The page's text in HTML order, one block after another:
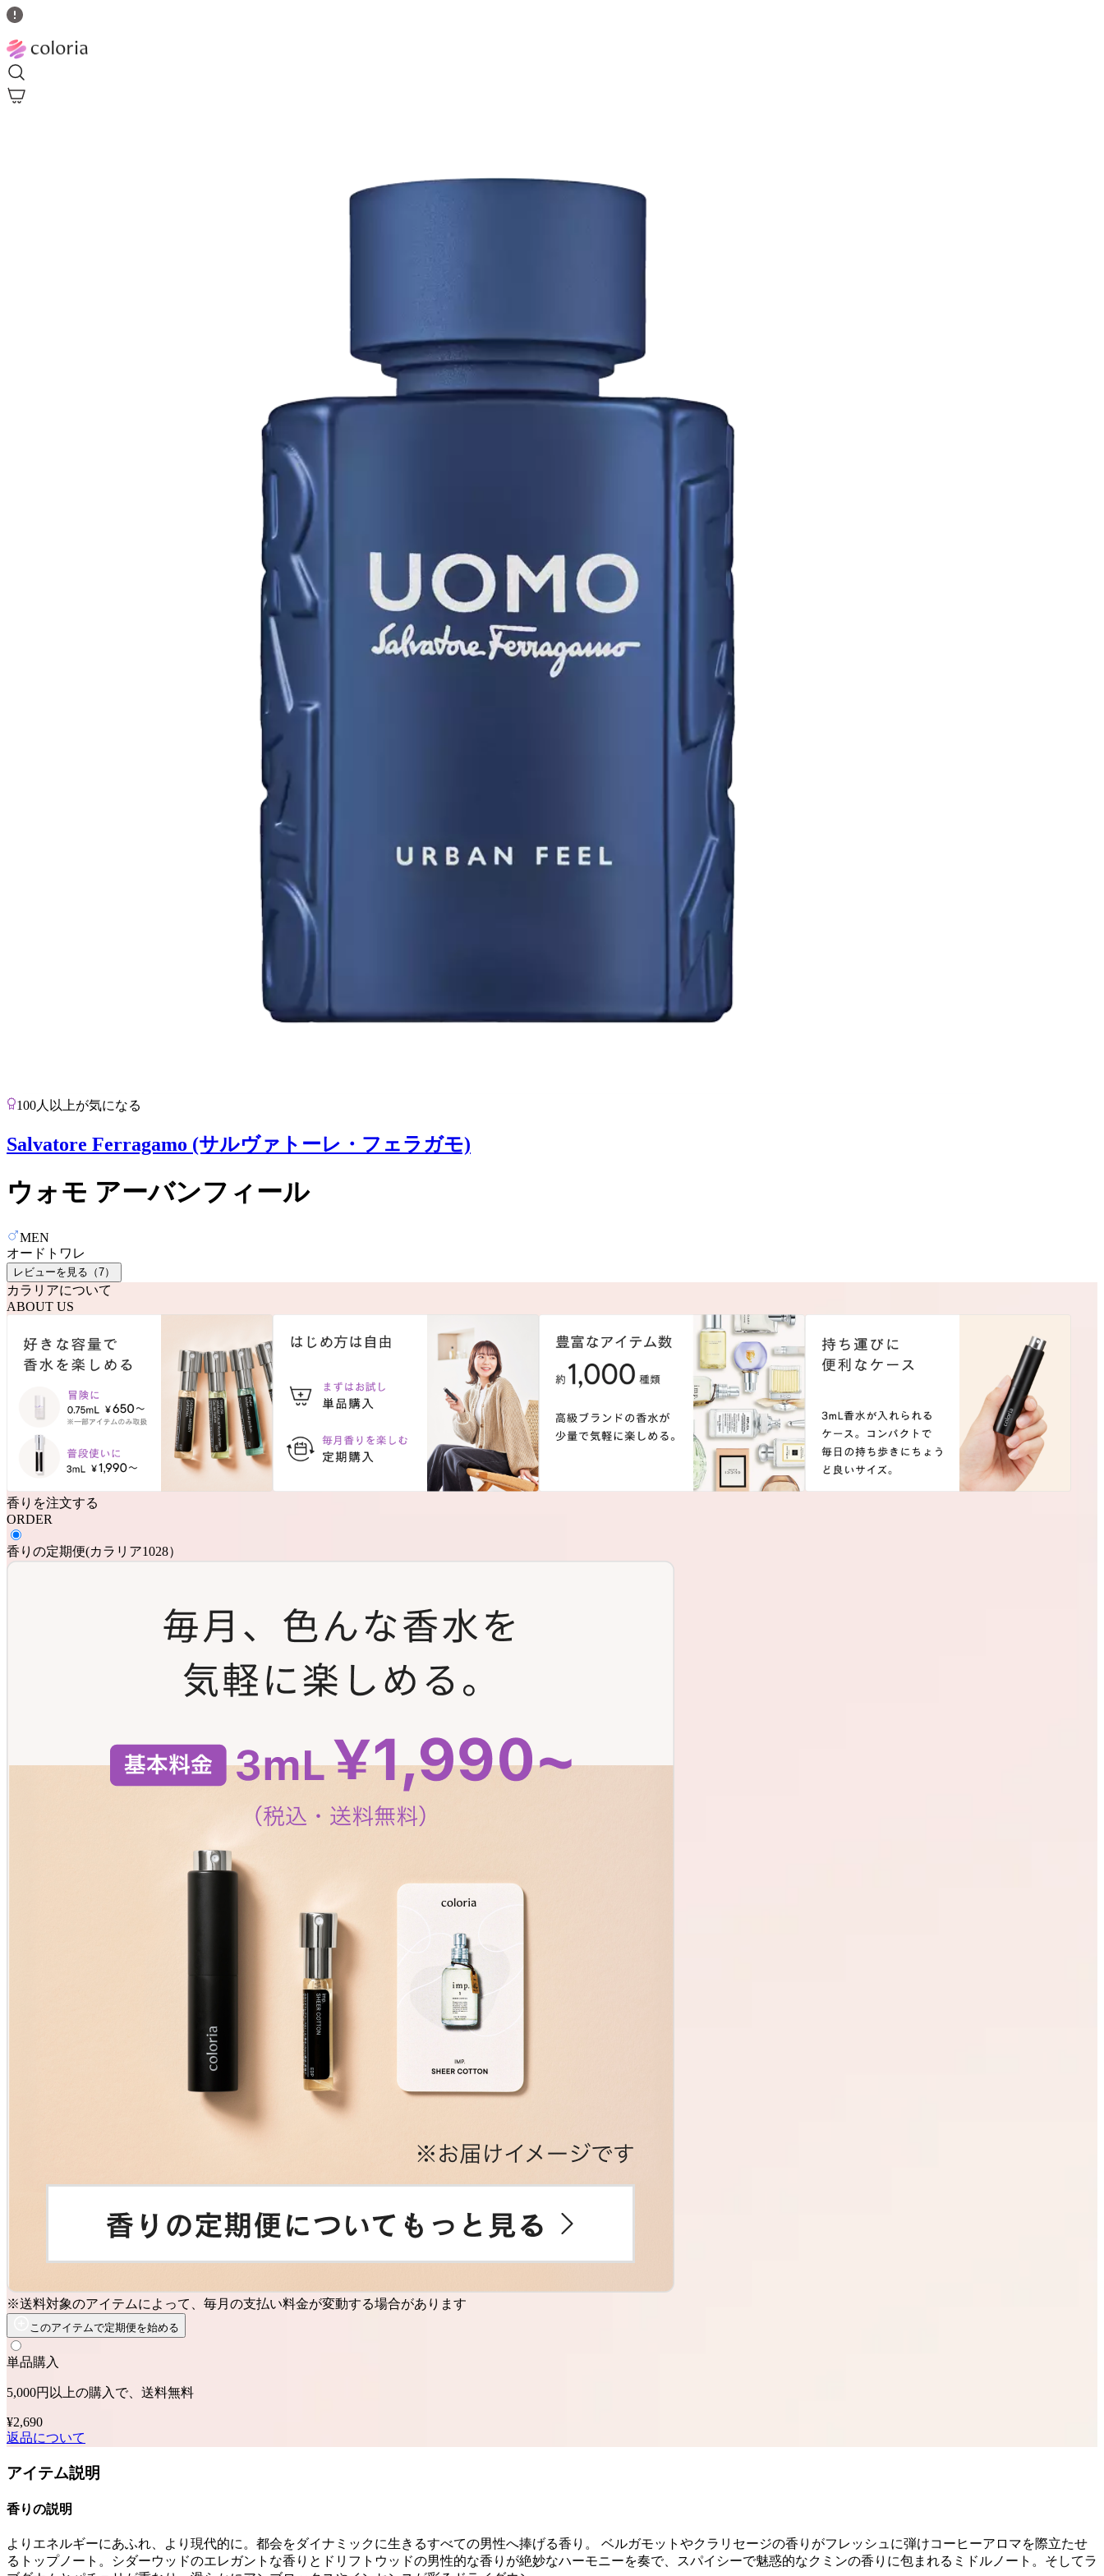
100人以上が気になる
Salvatore Ferragamo (サルヴァトーレ・フェラガモ)
ウォモ アーバンフィール
MEN
オードトワレ
レビューを見る（7）
カラリアについて
ABOUT US
香りを注文する
ORDER
香りの定期便(カラリア1028）
※送料対象のアイテムによって、毎月の支払い料金が変動する場合があります
このアイテムで定期便を始める
単品購入
5,000円以上の購入で、送料無料
¥2,690
返品について
アイテム説明
香りの説明
よりエネルギーにあふれ、より現代的に。都会をダイナミックに生きるすべての男性へ捧げる香り。 ベルガモットやクラリセージの香りがフレッシュに弾けコーヒーアロマを際立たせ
るトップノート。シダーウッドのエレガントな香りとドリフトウッドの男性的な香りが絶妙なハーモニーを奏で、スパイシーで魅惑的なクミンの香りに包まれるミドルノート。そしてラ